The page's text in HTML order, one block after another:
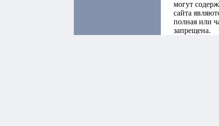
могут
сайта
полная или
запрещена.